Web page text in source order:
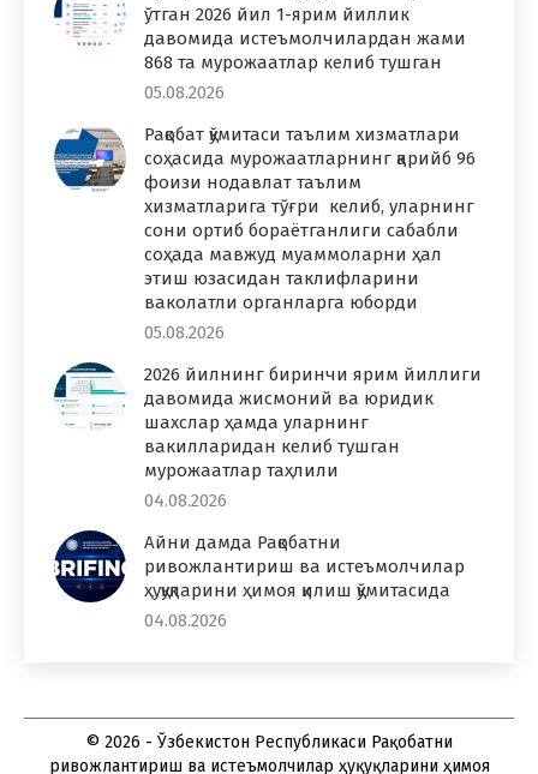
ўтган 2026 йил 1-ярим йиллик
давомида истеъмолчилардан жами
868 та мурожаатлар келиб тушган
05.08.2026
Рақобат қўмитаси таълим хизматлари
соҳасида мурожаатларнинг қарийб 96
фоизи нодавлат таълим
хизматларига тўғри келиб, уларнинг
сони ортиб бораётганлиги сабабли
соҳада мавжуд муаммоларни ҳал
этиш юзасидан таклифларини
ваколатли органларга юборди
05.08.2026
2026 йилнинг биринчи ярим йиллиги
давомида жисмоний ва юридик
шахслар ҳамда уларнинг
вакилларидан келиб тушган
мурожаатлар таҳлили
04.08.2026
Айни дамда Рақобатни
ривожлантириш ва истеъмолчилар
ҳуқуқларини ҳимоя қилиш қўмитасида
04.08.2026
© 2026 - Ўзбекистон Республикаси Рақобатни
ривожлантириш ва истеъмолчилар ҳуқуқларини ҳимоя